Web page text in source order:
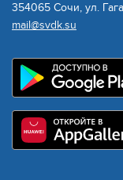
354065 Сочи, ул.
mail@svdk.su